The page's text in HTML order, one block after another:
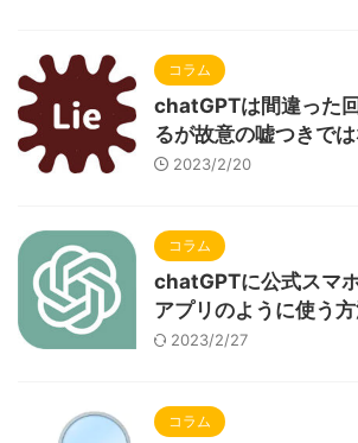
コラム
chatGPTは間違った
るが故意の嘘つきで
2023/2/20
コラム
chatGPTに公式スマ
アプリのように使う
2023/2/27
コラム